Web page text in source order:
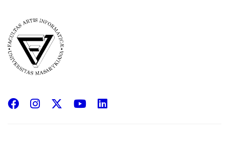
Facebook
InstagramYouTube